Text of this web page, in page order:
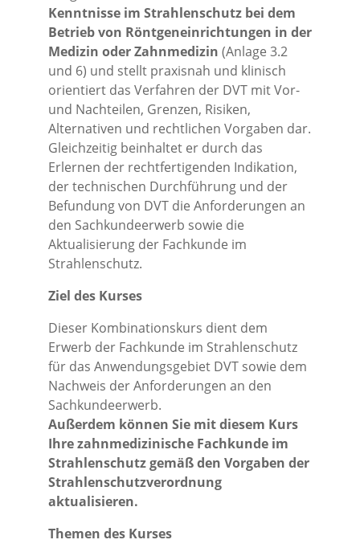
Kenntnisse im Strahlenschutz bei dem
Betrieb von Röntgeneinrichtungen in der
Medizin oder Zahnmedizin (Anlage 3.2
und 6) und stellt praxisnah und klinisch
orientiert das Verfahren der DVT mit Vor-
und Nachteilen, Grenzen, Risiken,
Alternativen und rechtlichen Vorgaben dar.
Gleichzeitig beinhaltet er durch das
Erlernen der rechtfertigenden Indikation,
der technischen Durchführung und der
Befundung von DVT die Anforderungen an
den Sachkundeerwerb sowie die
Aktualisierung der Fachkunde im
Strahlenschutz.
Ziel des Kurses
Dieser Kombinationskurs dient dem
Erwerb der Fachkunde im Strahlenschutz
für das Anwendungsgebiet DVT sowie dem
Nachweis der Anforderungen an den
Sachkundeerwerb.
Außerdem können Sie mit diesem Kurs
Ihre zahnmedizinische Fachkunde im
Strahlenschutz gemäß den Vorgaben der
Strahlenschutzverordnung
aktualisieren.
Themen des Kurses